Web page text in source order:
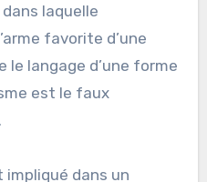
laquelle
favorite d’une
le langage d’une forme
est le faux
impliqué dans un